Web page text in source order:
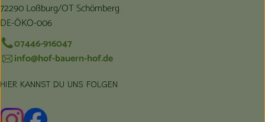
72290 Loßburg/OT Schömberg
DE-ÖKO-006
07446-916047
info@hof-bauern-hof.de
HIER KANNST DU UNS FOLGEN
Externer Link zu https://www.instagram.com/hofbauernhof/
Externer Link zu https://www.facebook.com/